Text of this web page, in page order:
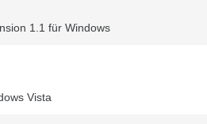
1.1 für Windows
Vista